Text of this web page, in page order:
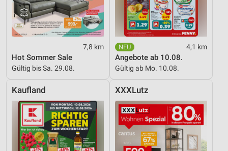
7,8 km
Hot Sommer Sale
Gültig bis Sa. 29.08.
4,1 km
Angebote ab 10.08.
Gültig ab Mo. 10.08.
Kaufland XXXLutz